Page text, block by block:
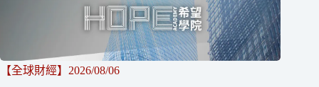
【全球財經】2026/08/06